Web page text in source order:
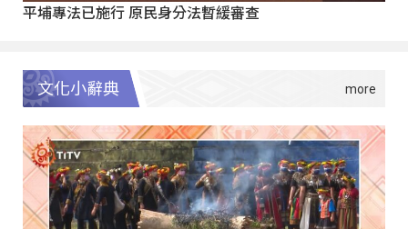
平埔專法已施行 原民身分法暫緩審查
文化小辭典